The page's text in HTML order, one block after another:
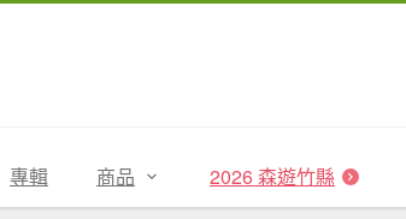
專輯 商品 2026 森遊竹縣